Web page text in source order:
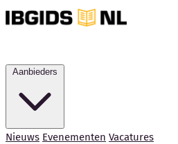
Nieuws Evenementen Vacatures